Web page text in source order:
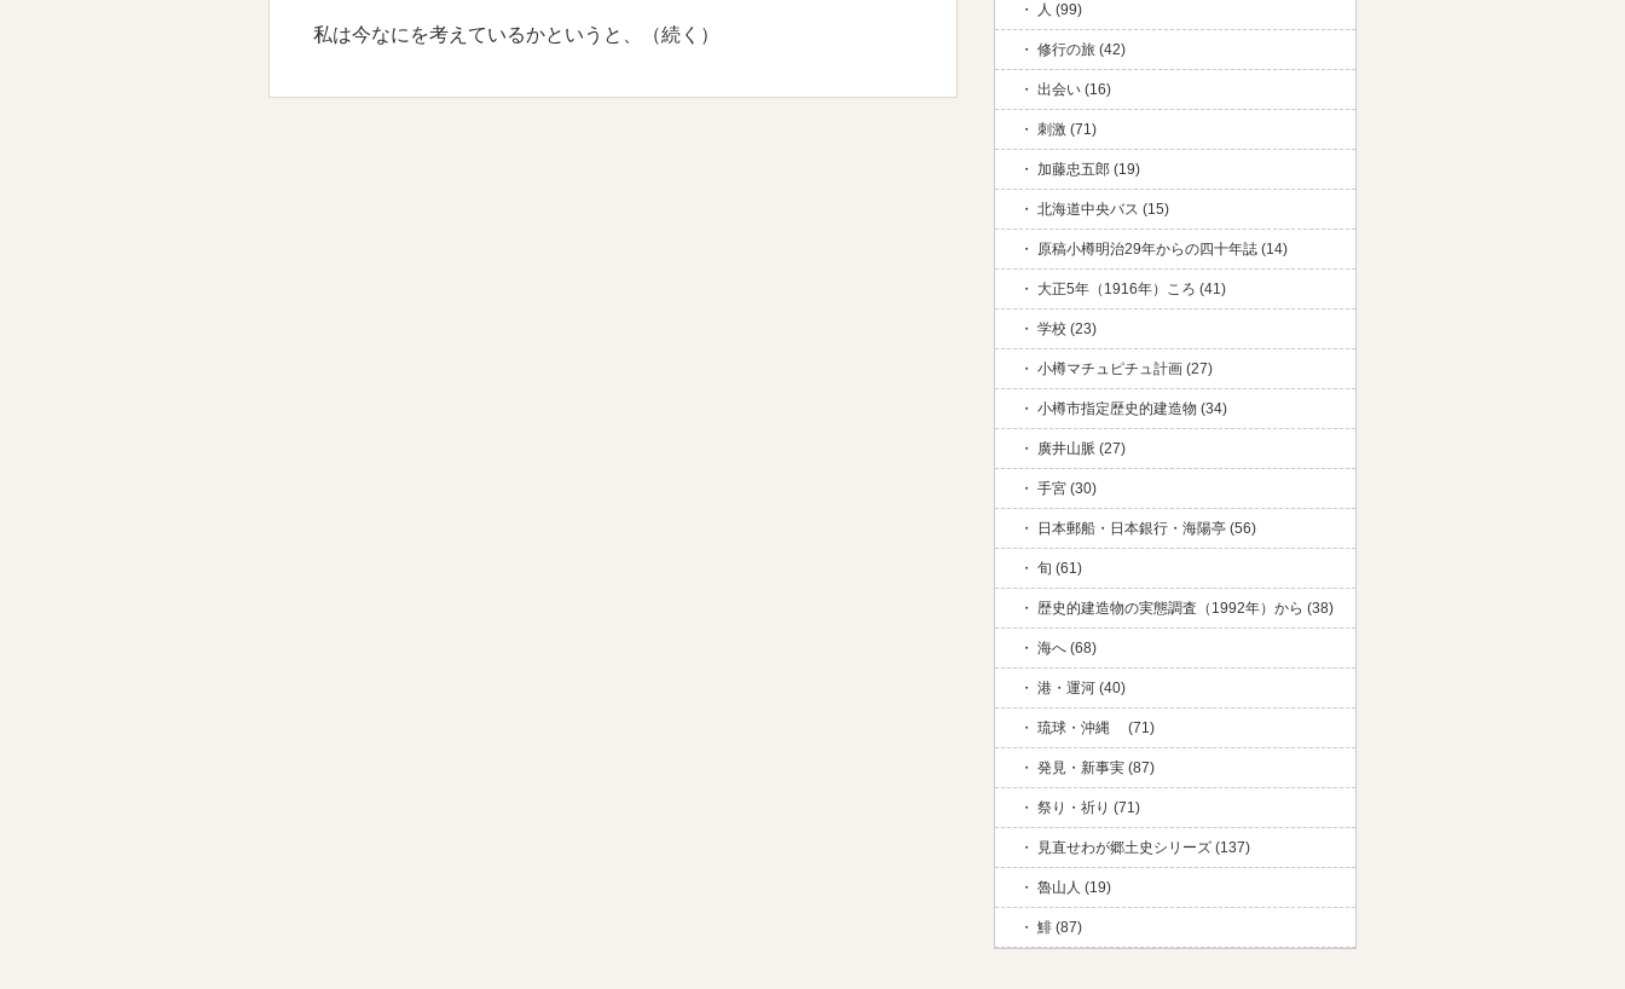
私は今なにを考えているかというと、（続く）
人 (99)
修行の旅 (42)
出会い (16)
刺激 (71)
加藤忠五郎 (19)
北海道中央バス (15)
原稿小樽明治29年からの四十年誌 (14)
大正5年（1916年）ころ (41)
学校 (23)
小樽マチュピチュ計画 (27)
小樽市指定歴史的建造物 (34)
廣井山脈 (27)
手宮 (30)
日本郵船・日本銀行・海陽亭 (56)
旬 (61)
歴史的建造物の実態調査（1992年）から (38)
海へ (68)
港・運河 (40)
琉球・沖縄 (71)
発見・新事実 (87)
祭り・祈り (71)
見直せわが郷土史シリーズ (137)
魯山人 (19)
鯡 (87)